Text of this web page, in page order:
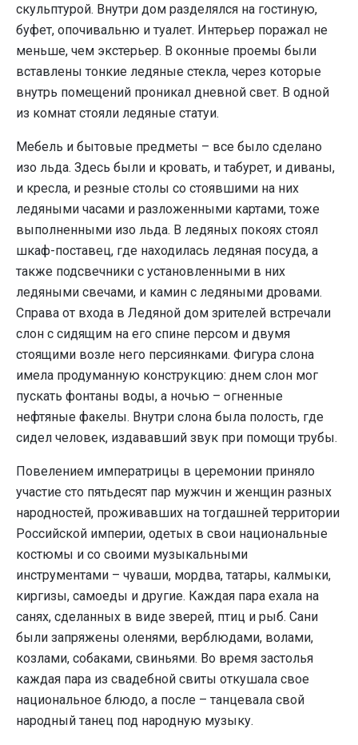
скульптурой. Внутри дом разделялся на гостиную,
буфет, опочивальню и туалет. Интерьер поражал не
меньше, чем экстерьер. В оконные проемы были
вставлены тонкие ледяные стекла, через которые
внутрь помещений проникал дневной свет. В одной
из комнат стояли ледяные статуи.
Мебель и бытовые предметы – все было сделано
изо льда. Здесь были и кровать, и табурет, и диваны,
и кресла, и резные столы со стоявшими на них
ледяными часами и разложенными картами, тоже
выполненными изо льда. В ледяных покоях стоял
шкаф-поставец, где находилась ледяная посуда, а
также подсвечники с установленными в них
ледяными свечами, и камин с ледяными дровами.
Справа от входа в Ледяной дом зрителей встречали
слон с сидящим на его спине персом и двумя
стоящими возле него персиянками. Фигура слона
имела продуманную конструкцию: днем слон мог
пускать фонтаны воды, а ночью – огненные
нефтяные факелы. Внутри слона была полость, где
сидел человек, издававший звук при помощи трубы.
Повелением императрицы в церемонии приняло
участие сто пятьдесят пар мужчин и женщин разных
народностей, проживавших на тогдашней территории
Российской империи, одетых в свои национальные
костюмы и со своими музыкальными
инструментами – чуваши, мордва, татары, калмыки,
киргизы, самоеды и другие. Каждая пара ехала на
санях, сделанных в виде зверей, птиц и рыб. Сани
были запряжены оленями, верблюдами, волами,
козлами, собаками, свиньями. Во время застолья
каждая пара из свадебной свиты откушала свое
национальное блюдо, а после – танцевала свой
народный танец под народную музыку.